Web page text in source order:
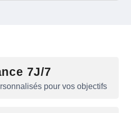
7J/7
pour vos objectifs